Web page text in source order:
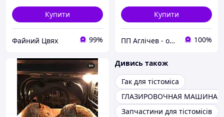
Купити
Файний Цвях 99%
Купити
ПП Аглічев - обладнання, запчастини, ремонт 100%
Дивись також
Гак для тістоміса
ГЛАЗИРОВОЧНАЯ МАШИНА
Запчастини для тістомісів